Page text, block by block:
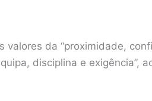
valores da “proximidade,
disciplina e exigência”,